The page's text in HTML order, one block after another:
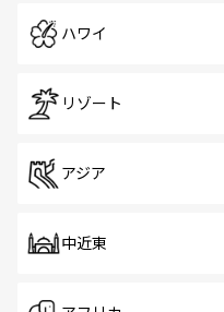
ハワイ
リゾート
アジア
中近東